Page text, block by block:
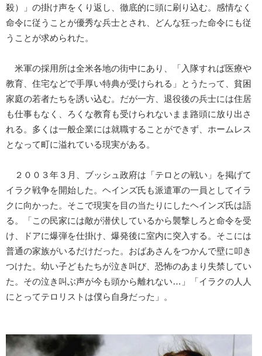
殺）」の掛け声をくり返し、徹底的に頭に刷り込む。感情なく
命令に従うことが優秀な兵士とされ、どんな狂った命令にも従
うことが求められた。
米軍の採用所は全米各地の街中にあり、「入隊すれば医療や
教育、住宅などで手厚い特典が受けられる」とうたって、貧困
家庭の若者たちを誘い込む。だが一方、退役後の兵士には住居
も仕事もなく、ろくな教育も受けられないまま路頭に放り出さ
れる。多くは一般企業には就職することができず、ホームレス
となって町に溢れている現実がある。
２００３年３月、ブッシュ政府は「テロとの戦い」を掲げて
イラク戦争を開始した。ヘインズ氏も派遣軍の一員としてイラ
クに向かった。そこで現実を目の当たりにしたヘインズ氏は語
る。「この民家には敵が潜伏しているから襲撃しろと命令を受
け、ドアに爆弾を仕掛け、爆発後に室内に突入する。そこには
普通の家族がいるだけだった。おばあさんをつかんで壁に叩き
つけた。幼い子どもたちが泣き叫び、恐怖のあまり失禁してい
た。その泣き叫ぶ声が今も頭から離れない…」「イラクの人人
にとってテロリストは僕ら自身だった」。